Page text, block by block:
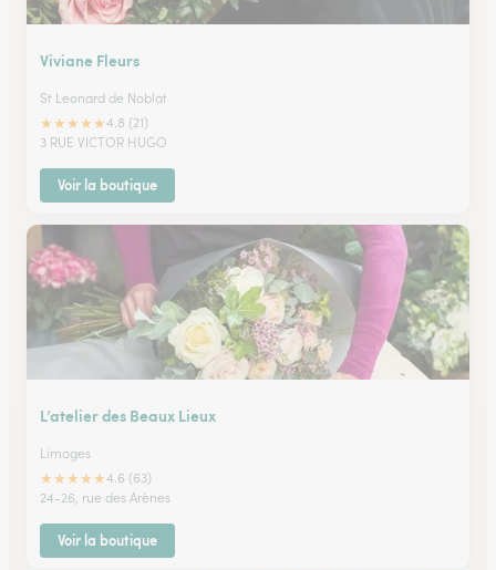
Viviane Fleurs
St Leonard de Noblat
★★★★★4.8 (21)
3 RUE VICTOR HUGO
Voir la boutique
L’atelier des Beaux Lieux
Limoges
★★★★★4.6 (63)
24-26, rue des Arènes
Voir la boutique